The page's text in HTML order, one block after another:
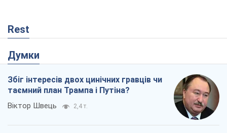
Rest
Думки
Збіг інтересів двох цинічних гравців чи
таємний план Трампа і Путіна?
Віктор Швець 2,4 т.